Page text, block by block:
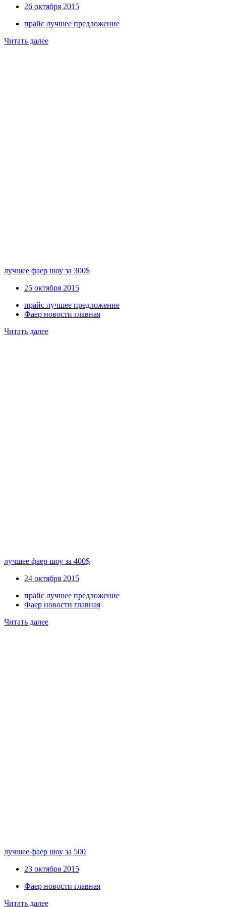
26 октября 2015
прайс лучшее предложение
Читать далее
лучшее фаер шоу за 300$
25 октября 2015
прайс лучшее предложение
Фаер новости главная
Читать далее
лучшее фаер шоу за 400$
24 октября 2015
прайс лучшее предложение
Фаер новости главная
Читать далее
лучшее фаер шоу за 500
23 октября 2015
Фаер новости главная
Читать далее